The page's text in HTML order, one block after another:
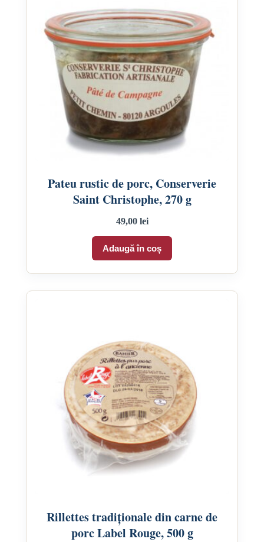
Pateu rustic de porc, Conserverie
Saint Christophe, 270 g
49,00 lei
Adaugă în coș
Rillettes tradiționale din carne de
porc Label Rouge, 500 g